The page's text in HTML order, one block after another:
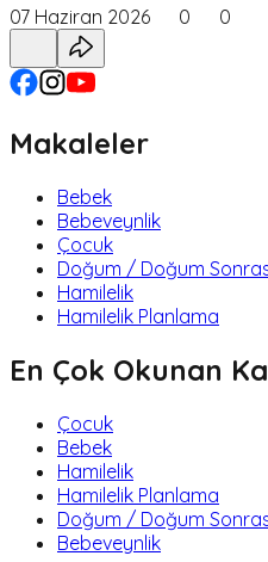
07 Haziran 2026 0 0
Makaleler
Bebek
Bebeveynlik
Çocuk
Doğum / Doğum
Hamilelik
Hamilelik Planlama
En Çok Okunan
Çocuk
Bebek
Hamilelik
Hamilelik Planlama
Doğum / Doğum
Bebeveynlik